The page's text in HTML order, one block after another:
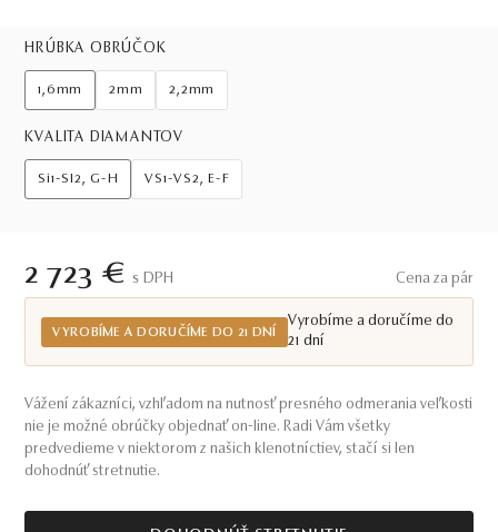
HRÚBKA OBRÚČOK
1,6mm 2mm 2,2mm
KVALITA DIAMANTOV
Si1-SI2, G-H VS1-VS2, E-F
2 723 € S DPH Cena za pár
VYROBÍME A DORUČÍME DO 21 DNÍ
Vyrobíme a doručíme do
21 dní
Vážení zákazníci, vzhľadom na nutnosť presného odmerania veľkosti
nie je možné obrúčky objednať on-line. Radi Vám všetky
predvedieme v niektorom z našich klenotníctiev, stačí si len
dohodnúť stretnutie.